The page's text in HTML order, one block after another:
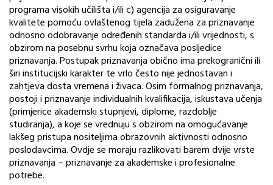
programa visokih učilišta i/ili c) agencija za osiguravanje
kvalitete pomoću ovlaštenog tijela zadužena za priznavanje
odnosno odobravanje određenih standarda i/ili vrijednosti, s
obzirom na posebnu svrhu koja označava posljedice
priznavanja. Postupak priznavanja obično ima prekogranični ili
širi institucijski karakter te vrlo često nije jednostavan i
zahtjeva dosta vremena i živaca. Osim formalnog priznavanja,
postoji i priznavanje individualnih kvalifikacija, iskustava učenja
(primjerice akademski stupnjevi, diplome, razdoblje
studiranja), a koje se vrednuju s obzirom na omogućavanje
lakšeg pristupa nositeljima obrazovnih aktivnosti odnosno
poslodavcima. Ovdje se moraju razlikovati barem dvije vrste
priznavanja – priznavanje za akademske i profesionalne
potrebe.